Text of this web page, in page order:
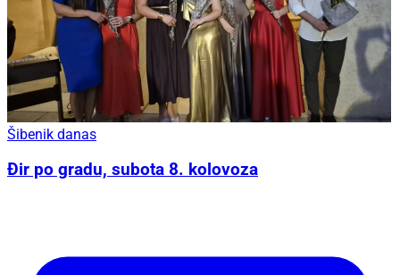
Šibenik danas
Đir po gradu, subota 8. kolovoza